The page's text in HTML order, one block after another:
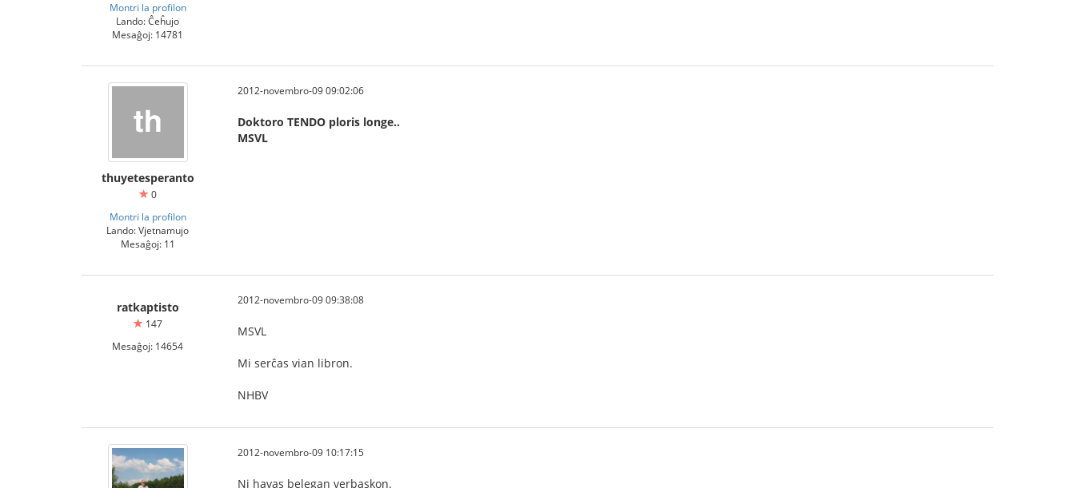
Montri la profilon
Lando: Ĉeĥujo
Mesaĝoj: 14781
thuyetesperanto
0
Montri la profilon
Lando: Vjetnamujo
Mesaĝoj: 11
2012-novembro-09 09:02:06
Doktoro TENDO ploris longe..
MSVL
ratkaptisto
147
Mesaĝoj: 14654
2012-novembro-09 09:38:08
MSVL
Mi serĉas vian libron.
NHBV
2012-novembro-09 10:17:15
Ni havas belegan verbaskon.